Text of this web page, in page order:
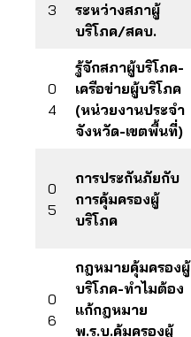
3
ระหว่างสภาผู้
บริโภค/สคบ.
0
4
รู้จักสภาผู้บริโภค-
เครือข่ายผู้บริโภค
(หน่วยงานประจำ
จังหวัด-เขตพื้นที่)
0
5
การประกันภัยกับ
การคุ้มครองผู้
บริโภค
0
6
กฎหมายคุ้มครองผู้
บริโภค-ทำไมต้อง
แก้กฎหมาย
พ.ร.บ.คุ้มครองผู้